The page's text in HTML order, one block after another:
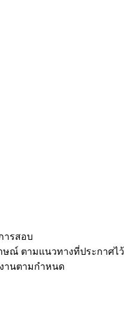
ารสอบ
ณ์ ตามแนวทางที่ประกาศไว้
านตามกำหนด